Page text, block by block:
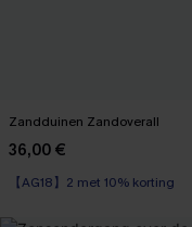
Zandduinen Zandoverall
36,00 €
【AG18】2 met 10% korting